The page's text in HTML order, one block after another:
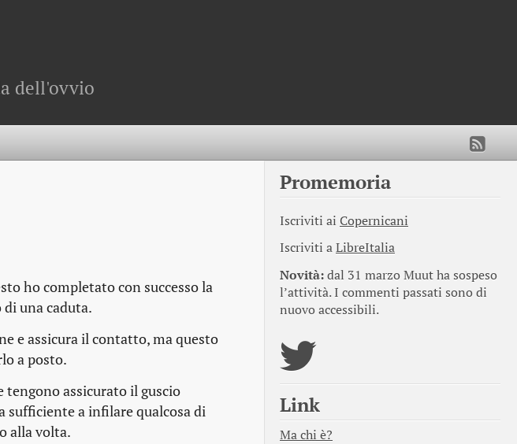
dell'ovvio
ho completato con successo la
una caduta.
e assicura il contatto, ma questo
a posto.
tengono assicurato il guscio
sufficiente a infilare qualcosa di
alla volta.
Promemoria
Iscriviti ai Copernicani
Iscriviti aLibreItalia
Novità:dal 31 marzo Muut ha sospeso
l’attività. I commenti passati sono di
nuovo accessibili.
Link
Ma chi è?